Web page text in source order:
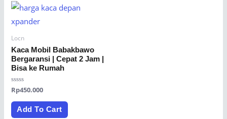
Locn
Kaca Mobil Babakbawo
Bergaransi | Cepat 2 Jam |
Bisa ke Rumah
Rated
out
Rp450.000
Add To Cart